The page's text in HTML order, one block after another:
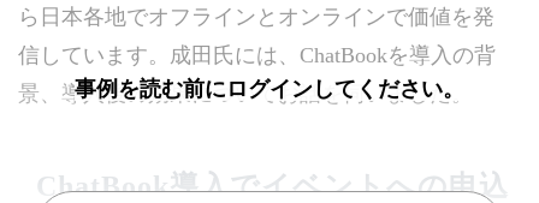
ら日本各地でオフラインとオンラインで価値を発
信しています。成田氏には、ChatBookを導入の背
景、導入後の効果についてお話を伺いました。
ChatBook導入でイベントへの申込
事例を読む前にログインしてください。